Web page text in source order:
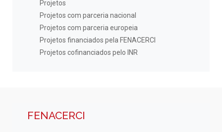
Projetos
Projetos com parceria nacional
Projetos com parceria europeia
Projetos financiados pela FENACERCI
Projetos cofinanciados pelo INR
FENACERCI